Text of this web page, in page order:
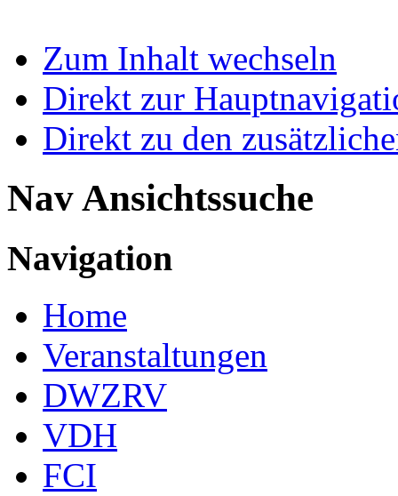
Zum Inhalt wechseln
Direkt zur
Direkt zu den
Nav Ansichtssuche
Navigation
Home
Veranstaltungen
DWZRV
VDH
FCI